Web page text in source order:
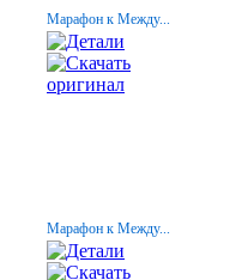
Марафон к Между...
Марафон к Между...